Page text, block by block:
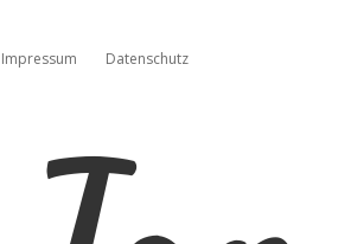
Impressum Datenschutz